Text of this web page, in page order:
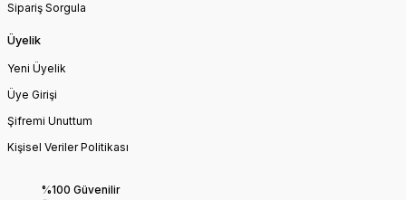
Sipariş Sorgula
Üyelik
Yeni Üyelik
Üye Girişi
Şifremi Unuttum
Kişisel Veriler Politikası
%100 Güvenilir